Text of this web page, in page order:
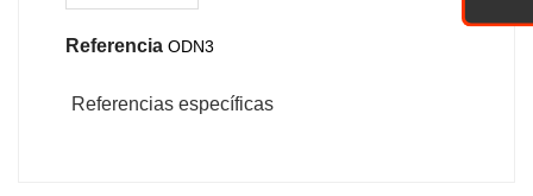
Referencia ODN3
Referencias específicas